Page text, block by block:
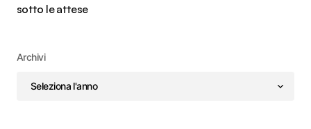
sotto le attese
Archivi